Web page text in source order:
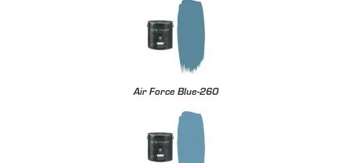
Air Force Blue-260